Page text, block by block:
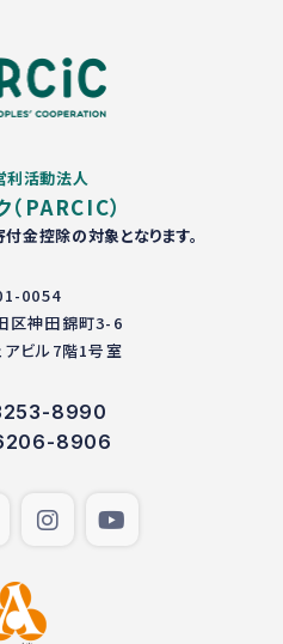
利活動法人
PARCIC）
金控除の対象となります。
0054
区神田錦町3-6
アビル7階1号室
8990
8906